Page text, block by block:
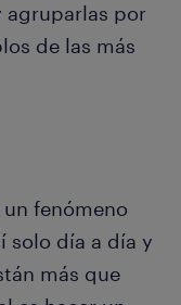
agruparlas por
de las más
fenómeno
solo día a día y
más que